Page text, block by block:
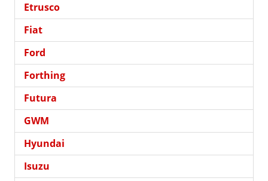
Etrusco
Fiat
Ford
Forthing
Futura
GWM
Hyundai
Isuzu